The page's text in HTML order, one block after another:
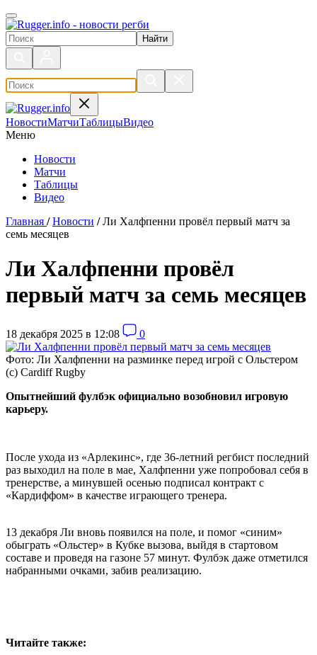
Поиск по сайту
НовостиМатчиТаблицыВидео
Меню
Новости
Матчи
Таблицы
Видео
Главная / Новости / Ли Халфпенни провёл первый матч за
семь месяцев
Ли Халфпенни провёл
первый матч за семь месяцев
18 декабря 2025 в 12:08 0
Фото: Ли Халфпенни на разминке перед игрой с Ольстером
(c) Cardiff Rugby
Опытнейший фулбэк официально возобновил игровую
карьеру.
После ухода из «Арлекинс», где 36-летний регбист последний
раз выходил на поле в мае, Халфпенни уже попробовал себя в
тренерстве, а минувшей осенью подписал контракт с
«Кардиффом» в качестве играющего тренера.
13 декабря Ли вновь появился на поле, и помог «синим»
обыграть «Ольстер» в Кубке вызова, выйдя в стартовом
составе и проведя на газоне 57 минут. Фулбэк даже отметился
набранными очками, забив реализацию.
Читайте также: